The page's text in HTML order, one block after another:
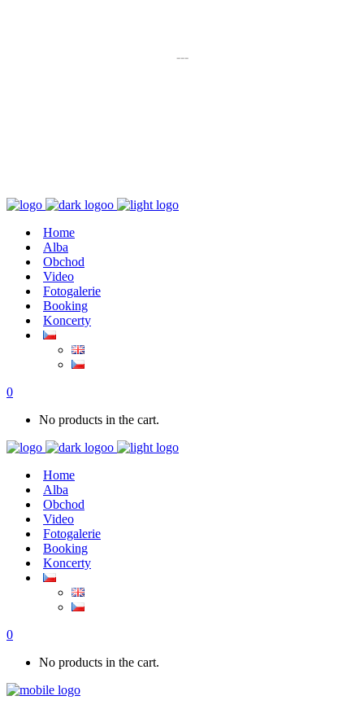
---
Home
Alba
Obchod
Video
Fotogalerie
Booking
Koncerty
0
No products in the cart.
Home
Alba
Obchod
Video
Fotogalerie
Booking
Koncerty
0
No products in the cart.